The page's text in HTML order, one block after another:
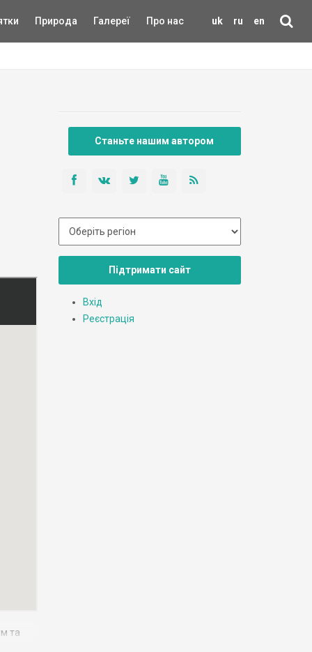
uk ru en
Природа Галереї Про нас
та
Станьте нашим автором
Підтримати сайт
Вхід
Реєстрація